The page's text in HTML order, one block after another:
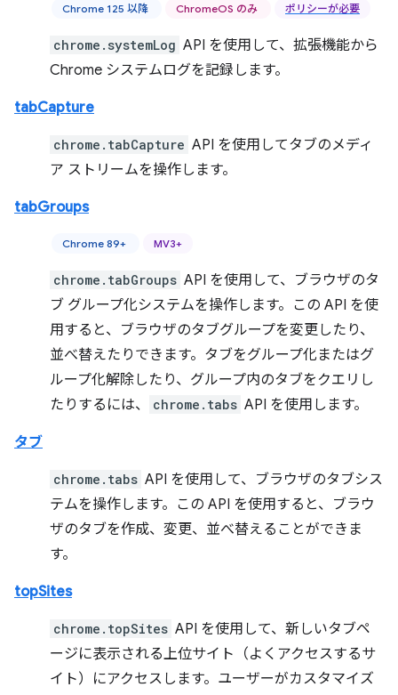
Chrome 125 以降 ChromeOS のみ ポリシーが必要
chrome.systemLog API を使用して、拡張機能から
Chrome システムログを記録します。
tabCapture
chrome.tabCapture API を使用してタブのメディ
ア ストリームを操作します。
tabGroups
Chrome 89+ MV3+
chrome.tabGroups API を使用して、ブラウザのタ
ブ グループ化システムを操作します。この API を使
用すると、ブラウザのタブグループを変更したり、
並べ替えたりできます。タブをグループ化またはグ
ループ化解除したり、グループ内のタブをクエリし
たりするには、
chrome.tabs API を使用します。
タブ
chrome.tabs API を使用して、ブラウザのタブシス
テムを操作します。この API を使用すると、ブラウ
ザのタブを作成、変更、並べ替えることができま
す。
topSites
chrome.topSites API を使用して、新しいタブペ
ージに表示される上位サイト（よくアクセスするサ
イト）にアクセスします。ユーザーがカスタマイズ